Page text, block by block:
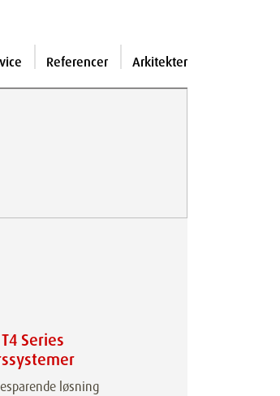
Referencer Arkitekter
Series
løsning